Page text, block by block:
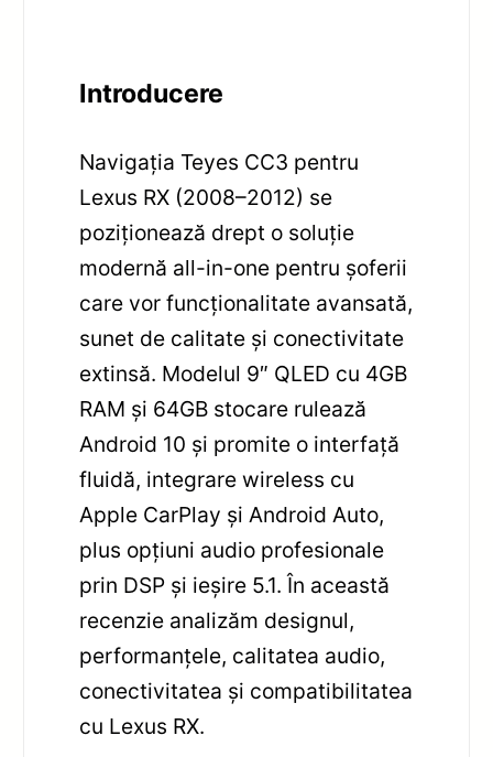
Introducere
Navigația Teyes CC3 pentru
Lexus RX (2008–2012) se
poziționează drept o soluție
modernă all-in-one pentru șoferii
care vor funcționalitate avansată,
sunet de calitate și conectivitate
extinsă. Modelul 9″ QLED cu 4GB
RAM și 64GB stocare rulează
Android 10 și promite o interfață
fluidă, integrare wireless cu
Apple CarPlay și Android Auto,
plus opțiuni audio profesionale
prin DSP și ieșire 5.1. În această
recenzie analizăm designul,
performanțele, calitatea audio,
conectivitatea și compatibilitatea
cu Lexus RX.